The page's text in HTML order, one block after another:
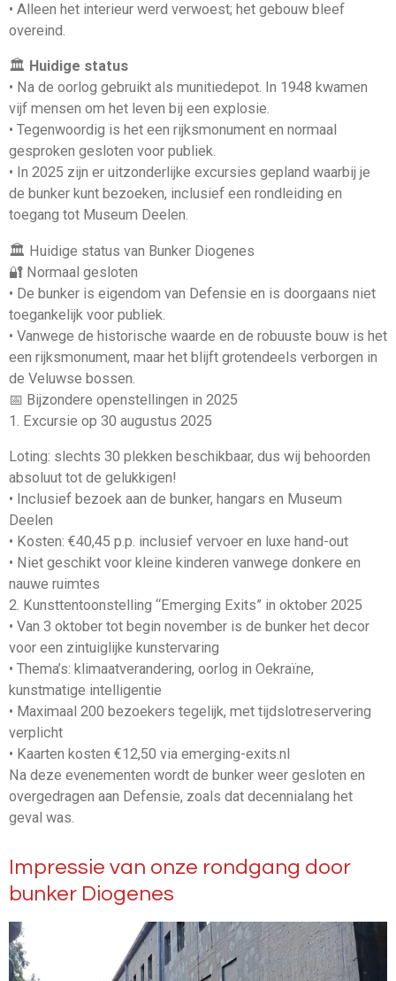
• Alleen het interieur werd verwoest; het gebouw bleef
overeind.
🏛️ Huidige status
• Na de oorlog gebruikt als munitiedepot. In 1948 kwamen
vijf mensen om het leven bij een explosie.
• Tegenwoordig is het een rijksmonument en normaal
gesproken gesloten voor publiek.
• In 2025 zijn er uitzonderlijke excursies gepland waarbij je
de bunker kunt bezoeken, inclusief een rondleiding en
toegang tot Museum Deelen.
🏛️ Huidige status van Bunker Diogenes
🔐 Normaal gesloten
• De bunker is eigendom van Defensie en is doorgaans niet
toegankelijk voor publiek.
• Vanwege de historische waarde en de robuuste bouw is het
een rijksmonument, maar het blijft grotendeels verborgen in
de Veluwse bossen.
📅 Bijzondere openstellingen in 2025
1. Excursie op 30 augustus 2025
Loting: slechts 30 plekken beschikbaar, dus wij behoorden
absoluut tot de gelukkigen!
• Inclusief bezoek aan de bunker, hangars en Museum
Deelen
• Kosten: €40,45 p.p. inclusief vervoer en luxe hand-out
• Niet geschikt voor kleine kinderen vanwege donkere en
nauwe ruimtes
2. Kunsttentoonstelling “Emerging Exits” in oktober 2025
• Van 3 oktober tot begin november is de bunker het decor
voor een zintuiglijke kunstervaring
• Thema’s: klimaatverandering, oorlog in Oekraïne,
kunstmatige intelligentie
• Maximaal 200 bezoekers tegelijk, met tijdslotreservering
verplicht
• Kaarten kosten €12,50 via emerging-exits.nl
Na deze evenementen wordt de bunker weer gesloten en
overgedragen aan Defensie, zoals dat decennialang het
geval was.
Impressie van onze rondgang door
bunker Diogenes